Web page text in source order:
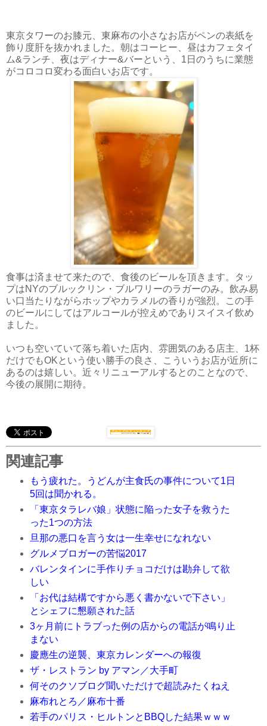
東京タワーのお膝元、東麻布の小さなお店がペンの表紙を
飾り度肝を抜かれました。朝はコーヒー、昼はカフェタイ
ム&ランチ、夜はディナー&バーという、1日のうちに業態
がコロコロ変わる面白いお店です。
食事は済ませて来たので、食後のビールを頂きます。タッ
プはNYのブルックリン・ブルワリーのラガーのみ。飲み易
い口当たりながらホップやカラメルの香りが強烈。この手
のビールにしてはアルコールが控えめでありスイスイ飲め
ました。
いつも空いていて落ち着いた店内、雰囲気のある店主、1杯
だけでもOKという使い勝手の良さ、こういうお店が近所に
あるのは嬉しい。近々リニューアルするとのことなので、
今後の展開に期待。
関連記事
もう疲れた。うどんが主食氏の事件について1日
5回は聞かれる。
「東京タラレバ娘」状態に陥った女子を救うた
った1つの方法
旦那の悪口を言う女は一生幸せになれない
グルメブロガーの苦悩2017
バレンタインに手作りチョコだけは勘弁して欲
しい
「お代は結構ですから悪く書かないで下さい」
とシェフに懇願された話
3ヶ月前にトラブった例の店からの電話が鳴り止
まない
慶應生の逆襲、東京カレンダーへの報復
ザ・レストラン by アマン／大手町
何そのクソブログ聞いただけで超読みたくねえ
麻布れとろ／麻布十番
若手のパリス・ヒルトンとBBQした結果ｗｗｗ